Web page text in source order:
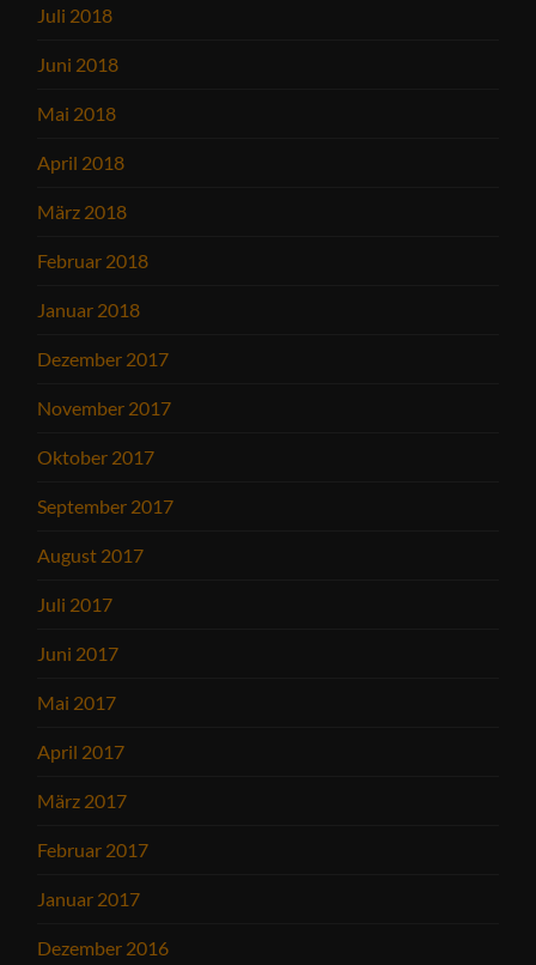
Juli 2018
Juni 2018
Mai 2018
April 2018
März 2018
Februar 2018
Januar 2018
Dezember 2017
November 2017
Oktober 2017
September 2017
August 2017
Juli 2017
Juni 2017
Mai 2017
April 2017
März 2017
Februar 2017
Januar 2017
Dezember 2016